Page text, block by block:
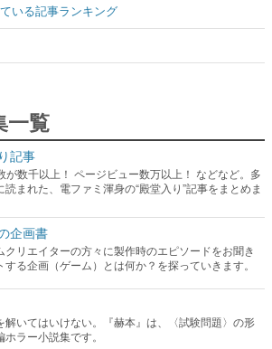
いる記事ランキング
一覧
記事
が数千以上！ ページビュー数万以上！ などなど。多
読まれた、電ファミ渾身の“殿堂入り”記事をまとめま
企画書
クリエイターの方々に製作時のエピソードをお聞き
する企画（ゲーム）とは何か？を探っていきます。
解いてはいけない。『赫本』は、〈試験問題〉の形
ラー小説集です。